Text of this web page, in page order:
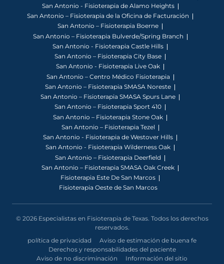
San Antonio - Fisioterapia de Alamo Heights
San Antonio – Fisioterapia de la Oficina de Facturación
San Antonio – Fisioterapia Boerne
San Antonio – Fisioterapia Bulverde/Spring Branch
San Antonio - Fisioterapia Castle Hills
San Antonio – Fisioterapia City Base
San Antonio - Fisioterapia Live Oak
San Antonio – Centro Médico Fisioterapia
San Antonio – Fisioterapia SMASA Noreste
San Antonio – Fisioterapia SMASA Spurs Lane
San Antonio – Fisioterapia Sport 410
San Antonio – Fisioterapia Stone Oak
San Antonio – Fisioterapia Tezel
San Antonio - Fisioterapia de Westover Hills
San Antonio - Fisioterapia Wilderness Oak
San Antonio – Fisioterapia Deerfield
San Antonio – Fisioterapia SMASA Oak Creek
Fisioterapia Este De San Marcos
Fisioterapia Oeste de San Marcos
© 2026 Especialistas en Fisioterapia de Texas. Todos los derechos
reservados.
política de privacidad
Aviso de estimación de buena fe
Derechos y responsabilidades del paciente
Aviso de no discriminación
Información del sitio